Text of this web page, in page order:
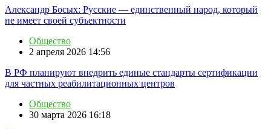
Александр Босых: Русские — единственный народ, который
не имеет своей субъектности
Общество
2 апреля 2026 14:56
В РФ планируют внедрить единые стандарты сертификации
для частных реабилитационных центров
Общество
30 марта 2026 16:18